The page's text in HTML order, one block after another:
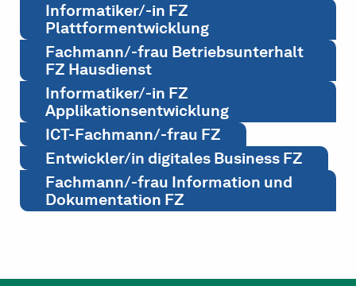
Informatiker/-in FZ
Plattformentwicklung
Fachmann/-frau Betriebsunterhalt
FZ Hausdienst
Informatiker/-in FZ
Applikationsentwicklung
ICT-Fachmann/-frau FZ
Entwickler/in digitales Business FZ
Fachmann/-frau Information und
Dokumentation FZ